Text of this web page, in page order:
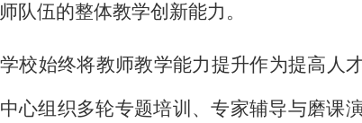
队伍的整体教学创新能力。
学校始终将教师教学能力提升作为提高人
心组织多轮专题培训、专家辅导与磨课